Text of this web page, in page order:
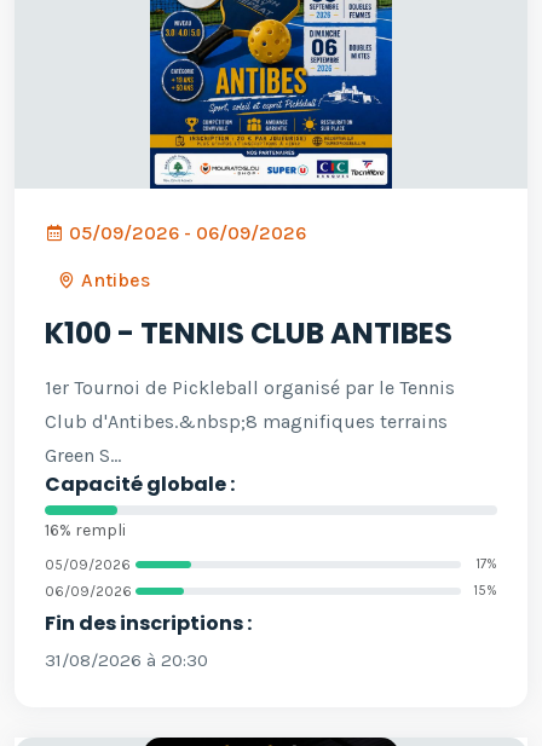
05/09/2026 - 06/09/2026
Antibes
K100 - TENNIS CLUB ANTIBES
1er Tournoi de Pickleball organisé par le Tennis
Club d'Antibes.&nbsp;8 magnifiques terrains
Green S...
Capacité globale :
16% rempli
05/09/2026 17%
06/09/2026 15%
Fin des inscriptions :
31/08/2026 à 20:30